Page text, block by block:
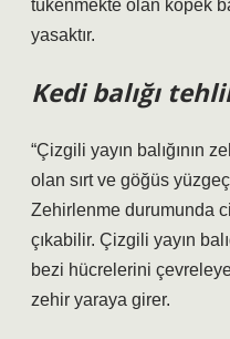
tükenmekte olan köpek
yasaktır.
Kedi balığı
“Çizgili yayın balığının
olan sırt ve göğüs
Zehirlenme durumunda
çıkabilir. Çizgili yayın
bezi hücrelerini
zehir yaraya girer.